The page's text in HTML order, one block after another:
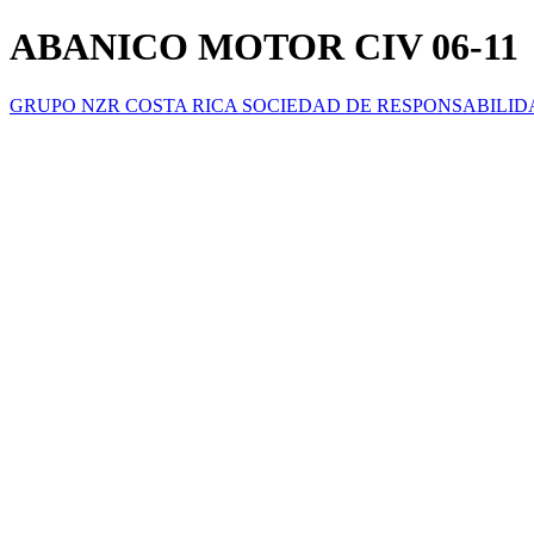
ABANICO MOTOR CIV 06-11
GRUPO NZR COSTA RICA SOCIEDAD DE